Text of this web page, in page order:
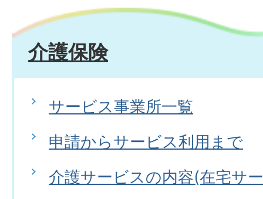
介護保険
サービス事業所一覧
申請からサービス利用まで
介護サービスの内容(在宅サ